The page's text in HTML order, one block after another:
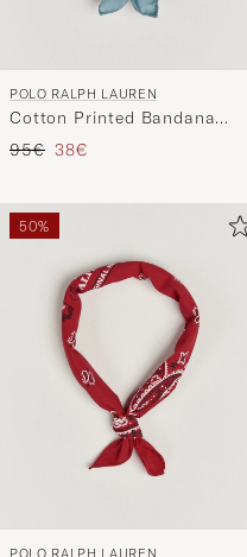
POLO RALPH LAUREN
Cotton Printed Bandana
Vessle Blue
Regulärer Preis
95€ Reduzierter Preis
38€
50%